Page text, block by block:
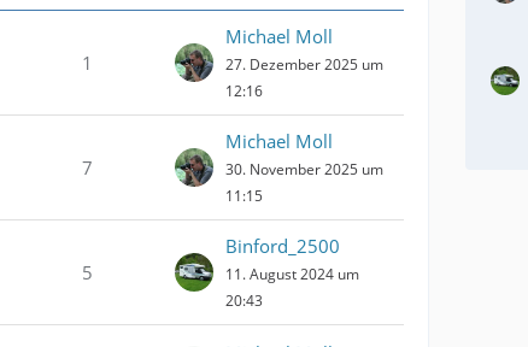
1
Michael Moll
27. Dezember 2025 um
12:16
7
Michael Moll
30. November 2025 um
11:15
5
Binford_2500
11. August 2024 um
20:43